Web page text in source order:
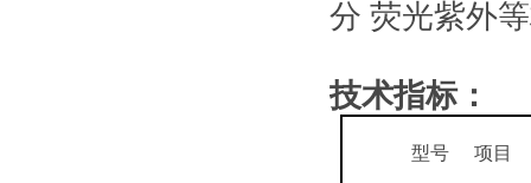
分 荧光紫外
技术指标：
型号 项目